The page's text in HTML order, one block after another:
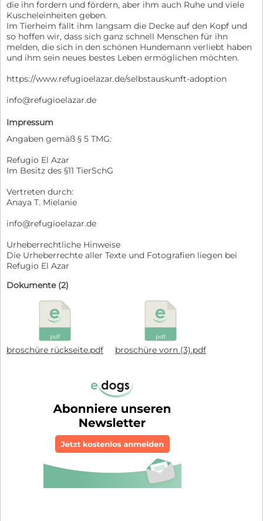
die ihn fordern und fördern, aber ihm auch Ruhe und viele
Kuscheleinheiten geben.
Im Tierheim fällt ihm langsam die Decke auf den Kopf und
so hoffen wir, dass sich ganz schnell Menschen für ihn
melden, die sich in den schönen Hundemann verliebt haben
und ihm sein neues bestes Leben ermöglichen möchten.
https://www.refugioelazar.de/selbstauskunft-adoption
info@refugioelazar.de
Impressum
Angaben gemäß § 5 TMG:
Refugio El Azar
Im Besitz des §11 TierSchG
Vertreten durch:
Anaya T. Mielanie
info@refugioelazar.de
Urheberrechtliche Hinweise
Die Urheberrechte aller Texte und Fotografien liegen bei
Refugio El Azar
Dokumente (2)
pdf
broschüre rückseite.pdf
pdf
broschüre vorn (3).pdf